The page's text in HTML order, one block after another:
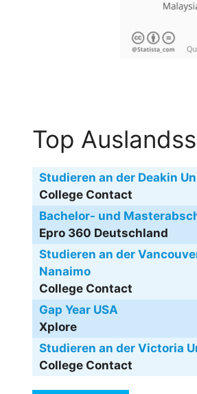
Top
Studieren an der Deakin
College Contact
Bachelor- und
Epro 360 Deutschland
Studieren an der
Nanaimo
College Contact
Gap Year USA
Xplore
Studieren an der Victoria
College Contact